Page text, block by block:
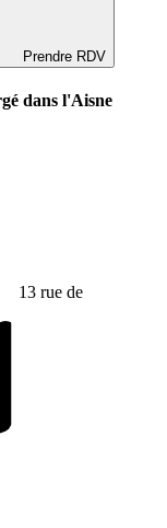
Prendre RDV
dans l'Aisne
13 rue de